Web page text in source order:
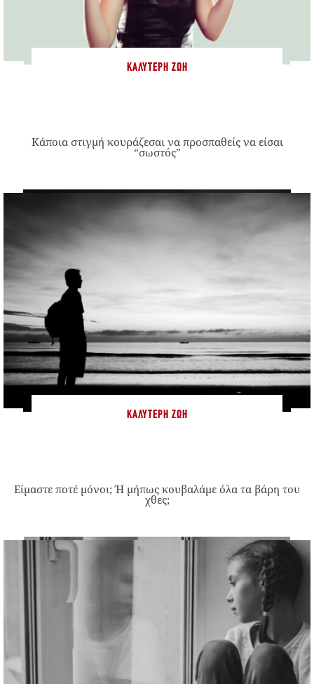
ΚΑΛΎΤΕΡΗ ΖΩΉ
Κάποια στιγμή κουράζεσαι να προσπαθείς να είσαι
“σωστός”
ΚΑΛΎΤΕΡΗ ΖΩΉ
Είμαστε ποτέ μόνοι; Ή μήπως κουβαλάμε όλα τα βάρη του
χθες;